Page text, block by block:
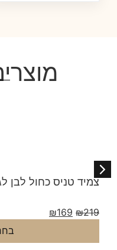
צמיד טניס כחול לבן
₪219
₪169